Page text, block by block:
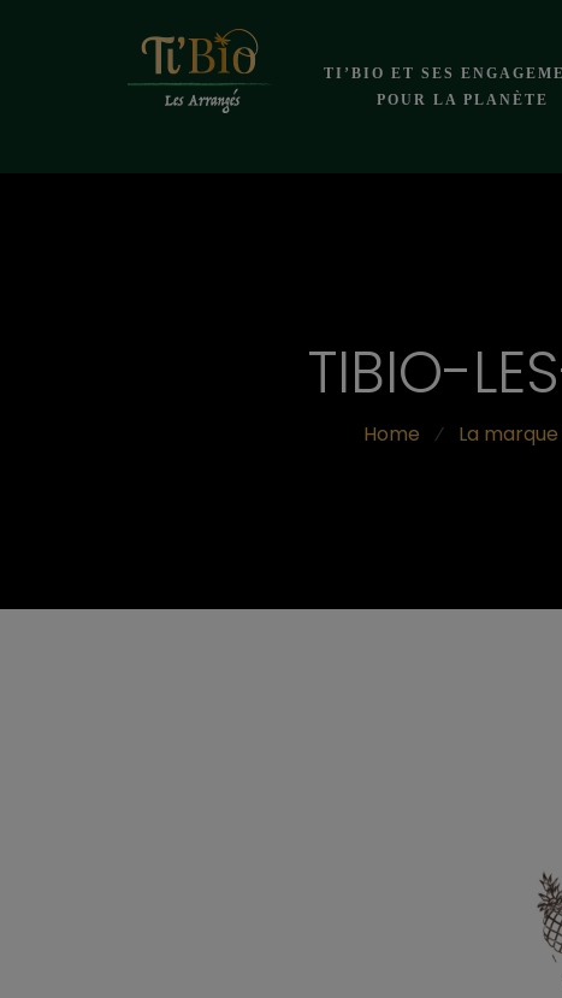
TI’BIO ET SES
POUR LA PLANÈTE
TIBIO-
Home ⁄ La